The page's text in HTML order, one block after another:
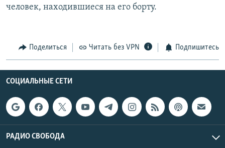
Все сайты РСЕ/РС
человек, находившиеся на его борту.
Поделиться Читать без VPN Подпишитесь
СОЦИАЛЬНЫЕ СЕТИ
РАДИО СВОБОДА